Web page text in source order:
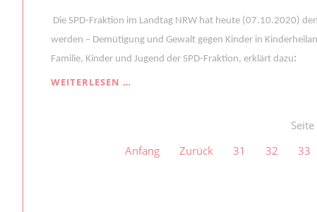
Die SPD-Fraktion im Landtag NRW hat heute (07.10.2020)
werden – Demütigung und Gewalt gegen Kinder in
Familie, Kinder und Jugend der SPD-Fraktion, erklärt dazu:
WEITERLESEN …
BIS
Anfang
Zurück 31 32 33